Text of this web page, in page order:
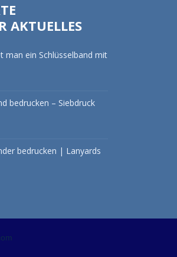
AKTUELLES
man ein Schlüsselband mit
bedrucken – Siebdruck
bedrucken | Lanyards